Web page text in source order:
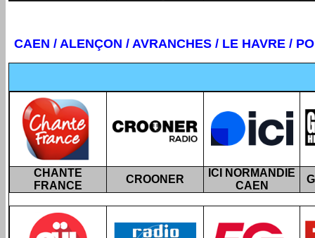
CAEN / ALENÇON / AVRANCHES / LE HAVRE /
CHANTE
FRANCE
CROONER
ICI NORMANDIE
CAEN